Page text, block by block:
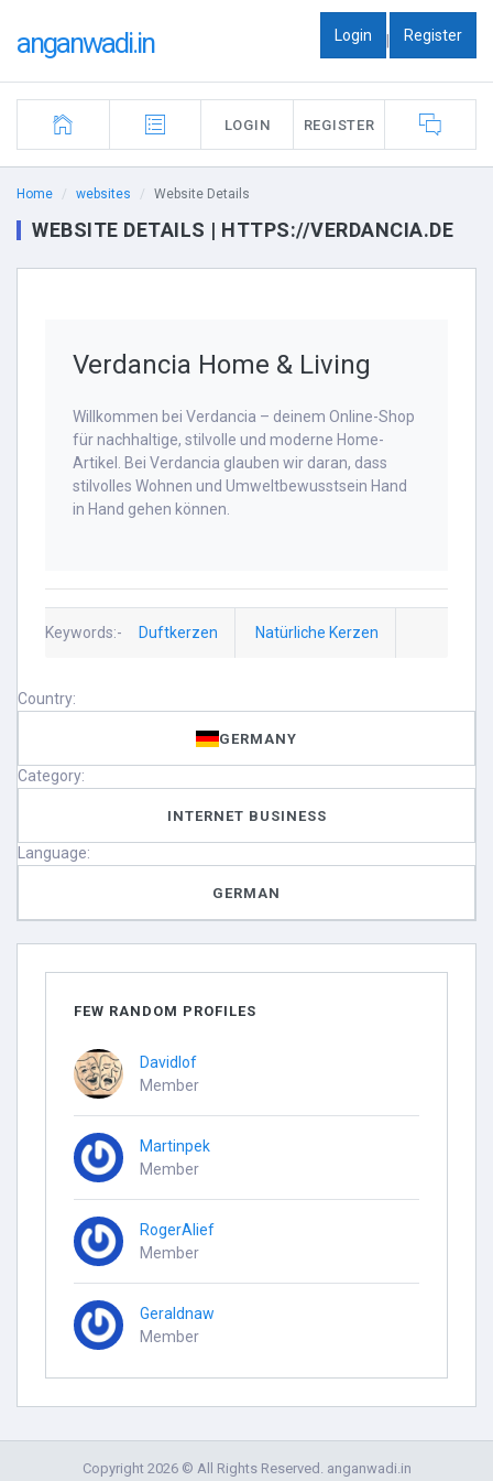
anganwadi.in Login | Register
LOGIN REGISTER
Home websites Website Details
WEBSITE DETAILS | HTTPS://VERDANCIA.DE
Verdancia Home & Living
Willkommen bei Verdancia – deinem Online-Shop
für nachhaltige, stilvolle und moderne Home-
Artikel. Bei Verdancia glauben wir daran, dass
stilvolles Wohnen und Umweltbewusstsein Hand
in Hand gehen können.
Keywords:- Duftkerzen Natürliche Kerzen
Country:
GERMANY
Category:
INTERNET BUSINESS
Language:
GERMAN
FEW RANDOM PROFILES
Davidlof
Member
Martinpek
Member
RogerAlief
Member
Geraldnaw
Member
Copyright 2026 © All Rights Reserved. anganwadi.in